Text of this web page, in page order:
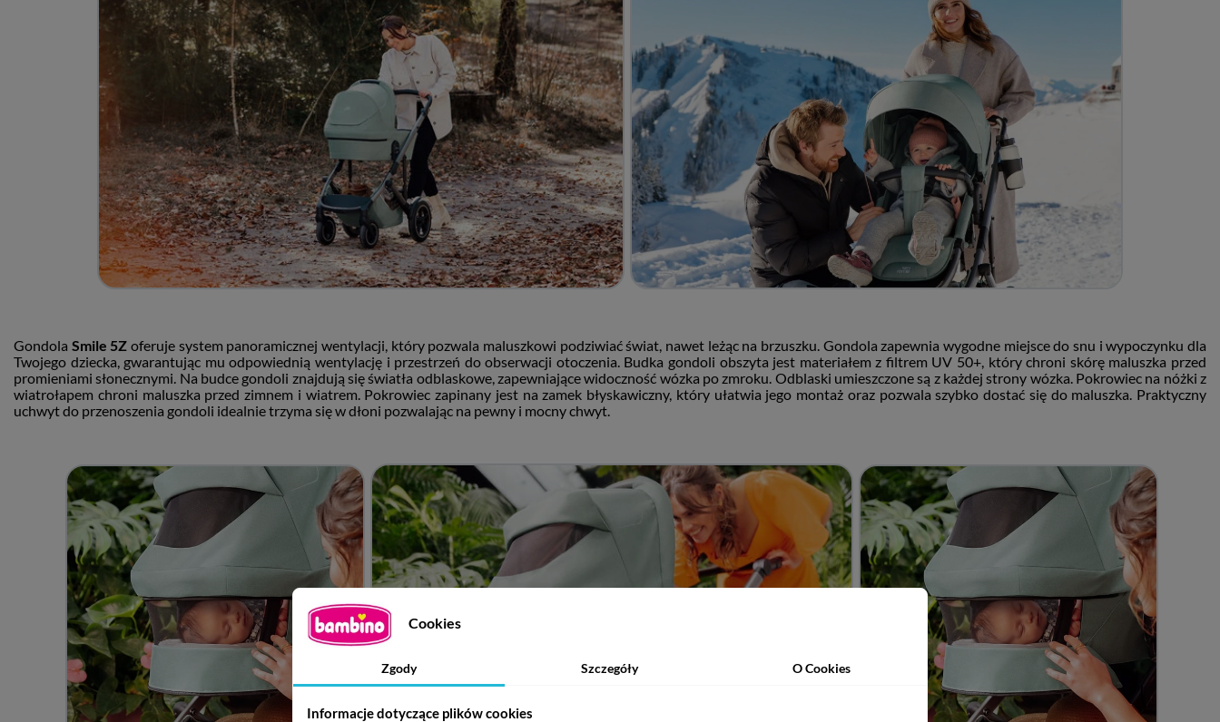
Gondola Smile 5Z oferuje system panoramicznej wentylacji, który pozwala maluszkowi podziwiać świat, nawet leżąc na brzuszku. Gondola zapewnia wygodne miejsce do snu i wypoczynku dla
Twojego dziecka, gwarantując mu odpowiednią wentylację i przestrzeń do obserwacji otoczenia. Budka gondoli obszyta jest materiałem z filtrem UV 50+, który chroni skórę maluszka przed
promieniami słonecznymi. Na budce gondoli znajdują się światła odblaskowe, zapewniające widoczność wózka po zmroku. Odblaski umieszczone są z każdej strony wózka. Pokrowiec na nóżki z
wiatrołapem chroni maluszka przed zimnem i wiatrem. Pokrowiec zapinany jest na zamek błyskawiczny, który ułatwia jego montaż oraz pozwala szybko dostać się do maluszka. Praktyczny
uchwyt do przenoszenia gondoli idealnie trzyma się w dłoni pozwalając na pewny i mocny chwyt.
Cookies
Zgody Szczegóły O Cookies
Informacje dotyczące plików cookies